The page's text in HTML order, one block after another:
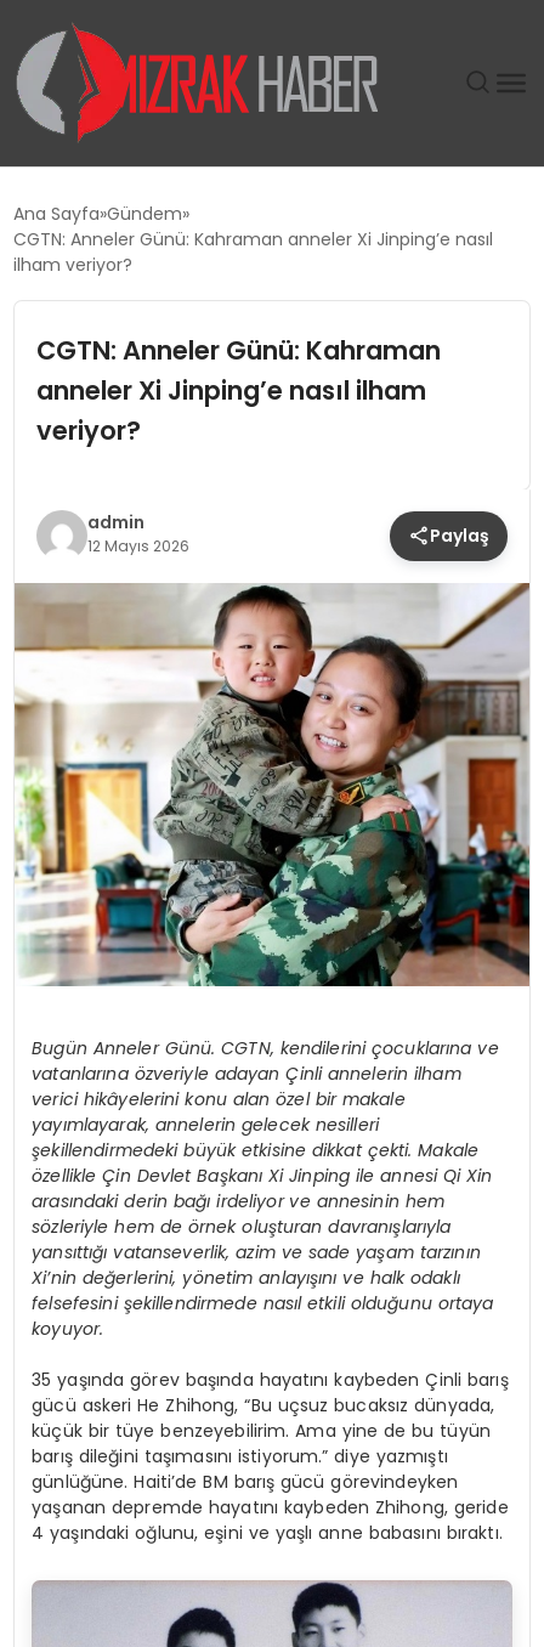
SIYASET
EKONOMI
TEKNOLOJI
YAŞAM
Ana Sayfa Gündem
CGTN: Anneler Günü: Kahraman anneler Xi Jinping’e nasıl
ilham veriyor?
CGTN: Anneler Günü: Kahraman
anneler Xi Jinping’e nasıl ilham
veriyor?
admin
12 Mayıs 2026 Paylaş
Bugün Anneler Günü. CGTN, kendilerini çocuklarına ve
vatanlarına özveriyle adayan Çinli annelerin ilham
verici hikâyelerini konu alan özel bir makale
yayımlayarak, annelerin gelecek nesilleri
şekillendirmedeki büyük etkisine dikkat çekti. Makale
özellikle Çin Devlet Başkanı Xi Jinping ile annesi Qi Xin
arasındaki derin bağı irdeliyor ve annesinin hem
sözleriyle hem de örnek oluşturan davranışlarıyla
yansıttığı vatanseverlik, azim ve sade yaşam tarzının
Xi’nin değerlerini, yönetim anlayışını ve halk odaklı
felsefesini şekillendirmede nasıl etkili olduğunu ortaya
koyuyor.
35 yaşında görev başında hayatını kaybeden Çinli barış
gücü askeri He Zhihong, “Bu uçsuz bucaksız dünyada,
küçük bir tüye benzeyebilirim. Ama yine de bu tüyün
barış dileğini taşımasını istiyorum.” diye yazmıştı
günlüğüne. Haiti’de BM barış gücü görevindeyken
yaşanan depremde hayatını kaybeden Zhihong, geride
4 yaşındaki oğlunu, eşini ve yaşlı anne babasını bıraktı.